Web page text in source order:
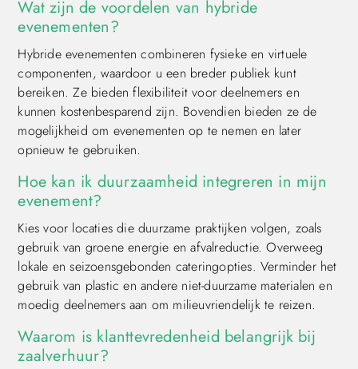
Wat zijn de voordelen van hybride
evenementen?
Hybride evenementen combineren fysieke en virtuele
componenten, waardoor u een breder publiek kunt
bereiken. Ze bieden flexibiliteit voor deelnemers en
kunnen kostenbesparend zijn. Bovendien bieden ze de
mogelijkheid om evenementen op te nemen en later
opnieuw te gebruiken.
Hoe kan ik duurzaamheid integreren in mijn
evenement?
Kies voor locaties die duurzame praktijken volgen, zoals
gebruik van groene energie en afvalreductie. Overweeg
lokale en seizoensgebonden cateringopties. Verminder het
gebruik van plastic en andere niet-duurzame materialen en
moedig deelnemers aan om milieuvriendelijk te reizen.
Waarom is klanttevredenheid belangrijk bij
zaalverhuur?